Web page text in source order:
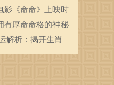
影《命命》上映时
有厚命命格的神秘
解析：揭开生肖